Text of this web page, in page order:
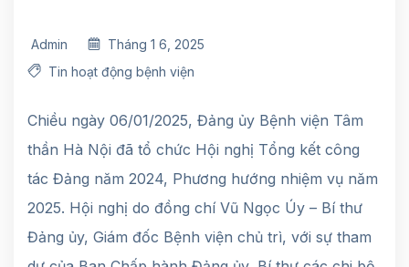
Admin
Tháng 1 6, 2025
Tin hoạt động bệnh viện
Chiều ngày 06/01/2025, Đảng ủy Bệnh viện Tâm
thần Hà Nội đã tổ chức Hội nghị Tổng kết công
tác Đảng năm 2024, Phương hướng nhiệm vụ năm
2025. Hội nghị do đồng chí Vũ Ngọc Úy – Bí thư
Đảng ủy, Giám đốc Bệnh viện chủ trì, với sự tham